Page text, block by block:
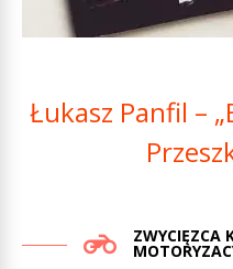
Łukasz Panfil –
ZWYCIĘZCA